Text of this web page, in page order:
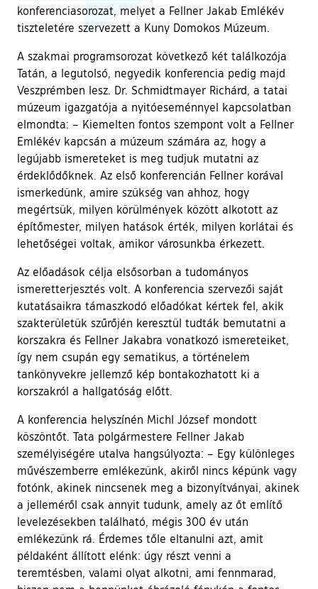
konferenciasorozat, melyet a Fellner Jakab Emlékév
tiszteletére szervezett a Kuny Domokos Múzeum.
A szakmai programsorozat következő két találkozója
Tatán, a legutolsó, negyedik konferencia pedig majd
Veszprémben lesz. Dr. Schmidtmayer Richárd, a tatai
múzeum igazgatója a nyitóeseménnyel kapcsolatban
elmondta: – Kiemelten fontos szempont volt a Fellner
Emlékév kapcsán a múzeum számára az, hogy a
legújabb ismereteket is meg tudjuk mutatni az
érdeklődőknek. Az első konferencián Fellner korával
ismerkedünk, amire szükség van ahhoz, hogy
megértsük, milyen körülmények között alkotott az
építőmester, milyen hatások érték, milyen korlátai és
lehetőségei voltak, amikor városunkba érkezett.
Az előadások célja elsősorban a tudományos
ismeretterjesztés volt. A konferencia szervezői saját
kutatásaikra támaszkodó előadókat kértek fel, akik
szakterületük szűrőjén keresztül tudták bemutatni a
korszakra és Fellner Jakabra vonatkozó ismereteiket,
így nem csupán egy sematikus, a történelem
tankönyvekre jellemző kép bontakozhatott ki a
korszakról a hallgatóság előtt.
A konferencia helyszínén Michl József mondott
köszöntőt. Tata polgármestere Fellner Jakab
személyiségére utalva hangsúlyozta: – Egy különleges
művészemberre emlékezünk, akiről nincs képünk vagy
fotónk, akinek nincsenek meg a bizonyítványai, akinek
a jelleméről csak annyit tudunk, amely az őt említő
levelezésekben található, mégis 300 év után
emlékezünk rá. Érdemes tőle eltanulni azt, amit
példaként állított elénk: úgy részt venni a
teremtésben, valami olyat alkotni, ami fennmarad,